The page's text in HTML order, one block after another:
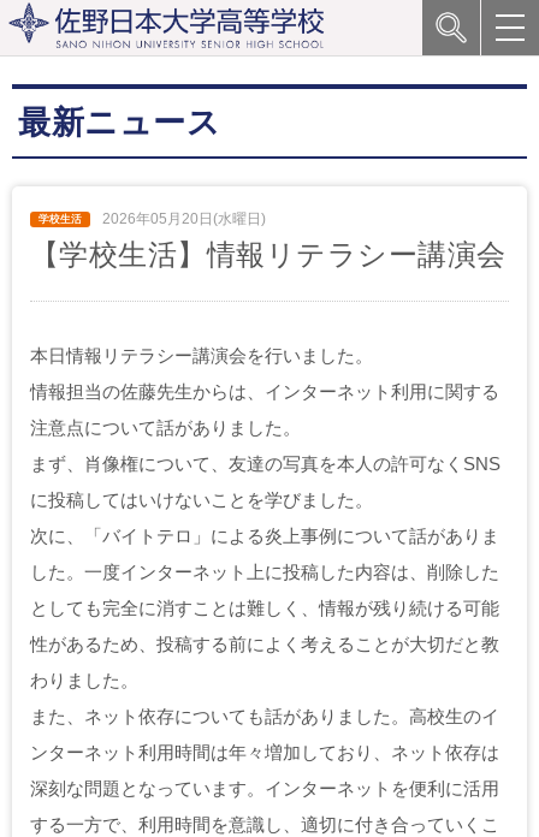
最新ニュース
2026年05月20日(水曜日)
【学校生活】情報リテラシー講演会
本日情報リテラシー講演会を行いました。
情報担当の佐藤先生からは、インターネット利用に関する
注意点について話がありました。
まず、肖像権について、友達の写真を本人の許可なくSNS
に投稿してはいけないことを学びました。
次に、「バイトテロ」による炎上事例について話がありま
した。一度インターネット上に投稿した内容は、削除した
としても完全に消すことは難しく、情報が残り続ける可能
性があるため、投稿する前によく考えることが大切だと教
わりました。
また、ネット依存についても話がありました。高校生のイ
ンターネット利用時間は年々増加しており、ネット依存は
深刻な問題となっています。インターネットを便利に活用
する一方で、利用時間を意識し、適切に付き合っていくこ